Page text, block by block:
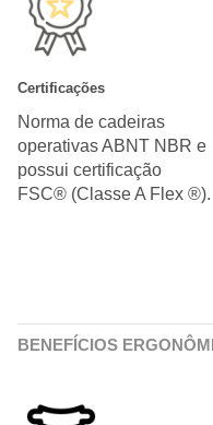
Certificações
Norma de cadeiras
operativas ABNT NBR e
possui certificação
FSC® (Classe A Flex ®).
BENEFÍCIOS